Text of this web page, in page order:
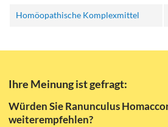
Homöopathische Komplexmittel
Ihre Meinung ist gefragt:
Würden Sie Ranunculus
weiterempfehlen?